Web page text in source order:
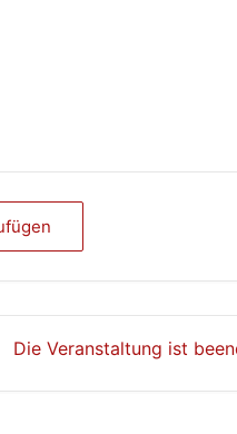
Die Veranstaltung ist